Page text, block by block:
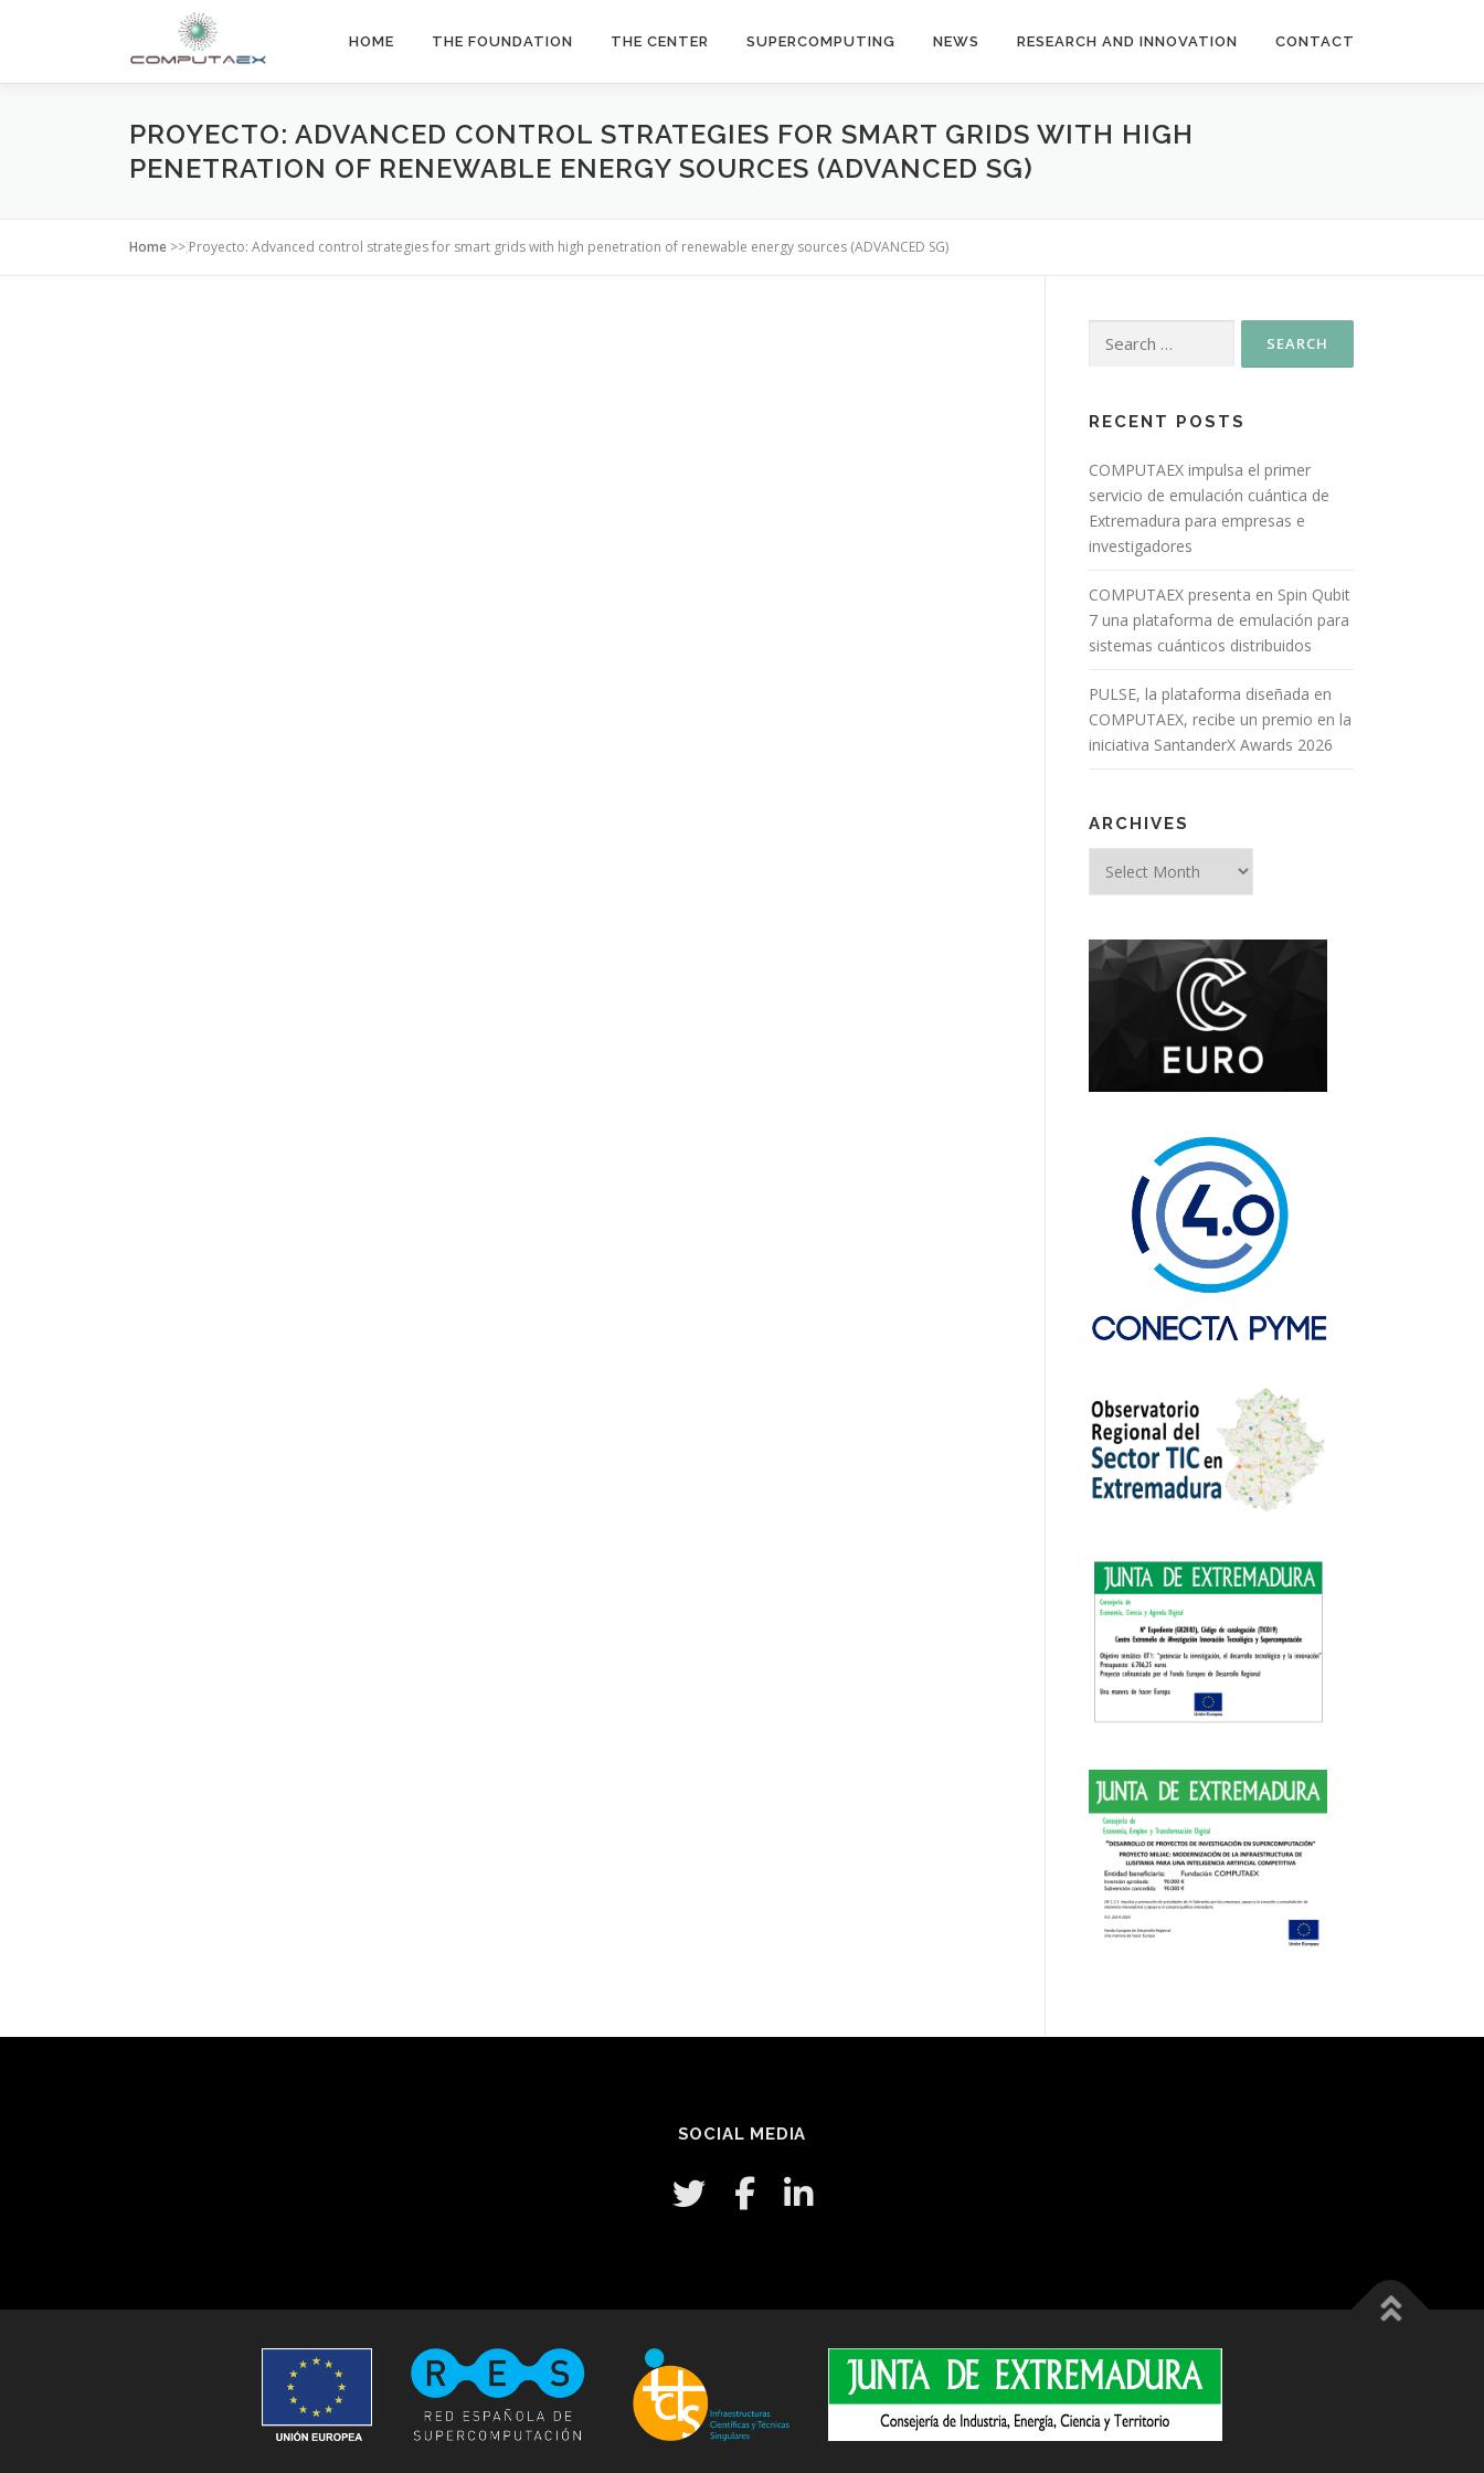
HOME THE FOUNDATION THE CENTER SUPERCOMPUTING NEWS RESEARCH AND INNOVATION CONTACT
PROYECTO: ADVANCED CONTROL STRATEGIES FOR SMART GRIDS WITH HIGH
PENETRATION OF RENEWABLE ENERGY SOURCES (ADVANCED SG)
Home >>Proyecto: Advanced control strategies for smart grids with high penetration of renewable energy sources (ADVANCED SG)
RECENT POSTS
COMPUTAEX impulsa el primer
servicio de emulación cuántica de
Extremadura para empresas e
investigadores
COMPUTAEX presenta en Spin Qubit
7 una plataforma de emulación para
sistemas cuánticos distribuidos
PULSE, la plataforma diseñada en
COMPUTAEX, recibe un premio en la
iniciativa SantanderX Awards 2026
ARCHIVES
SOCIAL MEDIA